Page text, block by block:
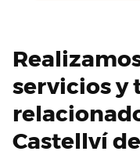
servicios y
Castellví